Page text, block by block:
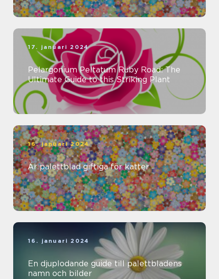
17. januari 2024
Pelargonium Peltatum Ruby Road: The
Ultimate Guide to this Striking Plant
16. januari 2024
Är palettblad giftiga för katter
16. januari 2024
En djuplodande guide till palettbladens
namn och bilder